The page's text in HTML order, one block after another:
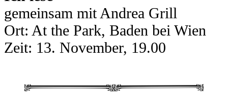
gemein­sam mit Andrea Grill
Ort: At the Park, Baden bei Wien
Zeit: 13. Novem­ber, 19.00